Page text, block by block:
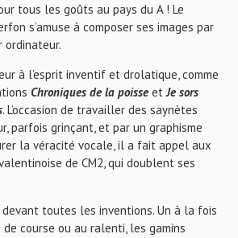
tous les goûts au pays du A ! Le
s’amuse à composer ses images par
ordinateur.
à l’esprit inventif et drolatique, comme
Chroniques de la poisse etJe sors
. L’occasion de travailler des saynètes
parfois grinçant, et par un graphisme
la véracité vocale, il a fait appel aux
de CM2, qui doublent ses
toutes les inventions. Un à la fois
de course ou au ralenti, les gamins